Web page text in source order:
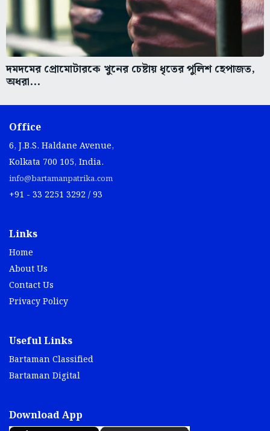
দমদমের প্রোমোটারকে খুনের চেষ্টায় ধৃতের পুলিশ হেপাজত,
অধরা...
Office
6, J.B.S. Haldane Avenue,
Kolkata 700 105, India.
info@bartamanpatrika.com
+91 - 33 2251 3292 / 93
Links
Home
About Us
Contact Us
Privacy Policy
Useful Links
Bartaman Classified
Bartaman Digital
Download App